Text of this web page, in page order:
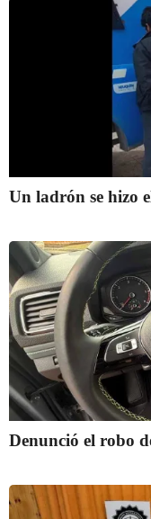
Un ladrón se hizo
Denunció el robo